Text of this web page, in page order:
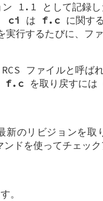
ン 1.1 として記録
ci は f.cに関する
実行するたびに、フ
ファイルと呼ば
f.c を取り戻すには
のリビジョンを取
ドを使ってチェッ
。